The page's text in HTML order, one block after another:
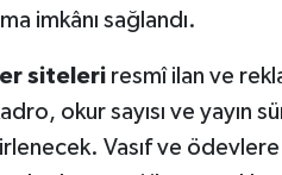
imkânı sağlandı.
siteleri resmî ilan ve
okur sayısı ve yayın
Vasıf ve